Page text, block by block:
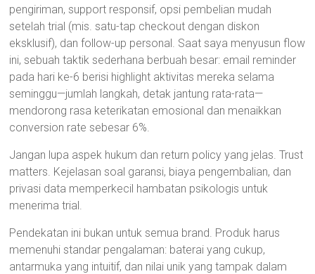
pengiriman, support responsif, opsi pembelian mudah
setelah trial (mis. satu-tap checkout dengan diskon
eksklusif), dan follow-up personal. Saat saya menyusun flow
ini, sebuah taktik sederhana berbuah besar: email reminder
pada hari ke-6 berisi highlight aktivitas mereka selama
seminggu—jumlah langkah, detak jantung rata-rata—
mendorong rasa keterikatan emosional dan menaikkan
conversion rate sebesar 6%.
Jangan lupa aspek hukum dan return policy yang jelas. Trust
matters. Kejelasan soal garansi, biaya pengembalian, dan
privasi data memperkecil hambatan psikologis untuk
menerima trial.
Pendekatan ini bukan untuk semua brand. Produk harus
memenuhi standar pengalaman: baterai yang cukup,
antarmuka yang intuitif, dan nilai unik yang tampak dalam